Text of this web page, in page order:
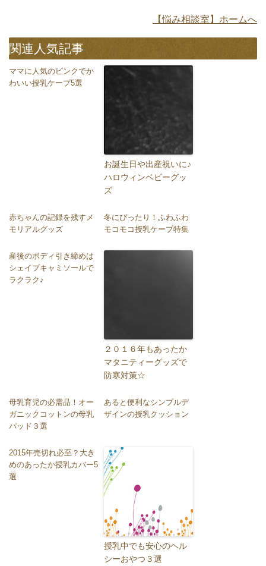
【悩み相談室】ホームへ
関連人気記事
ママに人気のピンクでか
わいい授乳ケープ5選
お誕生日や出産祝いに♪
ハロウィンベビーグッ
ズ
赤ちゃんの記録を残すメ
モリアルグッズ
冬にぴったり！ふわふわ
モコモコ授乳ケープ特集
産後のボディ引き締めは
シェイプキャミソールで
ラクラク♪
２０１６年もあったか
マタニティーグッズで
防寒対策☆
母乳育児の必需品！オー
ガニックコットンの母乳
パッド３選
あると便利なシンプルデ
ザインの授乳クッション
2015年売切れ必至？大き
めのあったか授乳カバー5
選
授乳中でも安心のヘル
シーおやつ３選